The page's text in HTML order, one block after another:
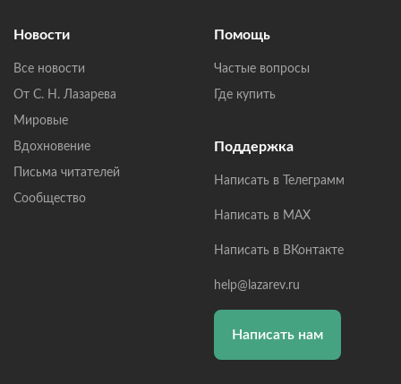
Новости
Все новости
От С. Н. Лазарева
Мировые
Вдохновение
Письма читателей
Сообщество
Помощь
Частые вопросы
Где купить
Поддержка
Написать в Телеграмм
Написать в MAX
Написать в ВКонтакте
help@lazarev.ru
Написать нам